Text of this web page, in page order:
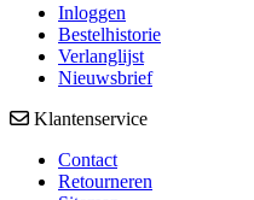
Inloggen
Bestelhistorie
Verlanglijst
Nieuwsbrief
Klantenservice
Contact
Retourneren